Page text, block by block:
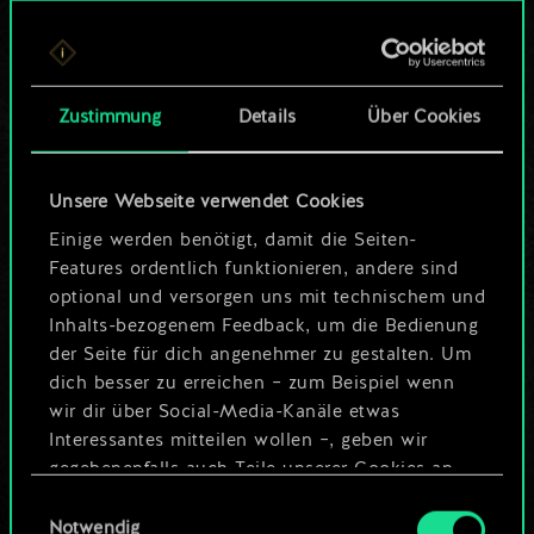
Zustimmung Details Über Cookies
Unsere Webseite verwendet Cookies
Einige werden benötigt, damit die Seiten-
Features ordentlich funktionieren, andere sind
optional und versorgen uns mit technischem und
Inhalts-bezogenem Feedback, um die Bedienung
der Seite für dich angenehmer zu gestalten. Um
dich besser zu erreichen – zum Beispiel wenn
wir dir über Social-Media-Kanäle etwas
Interessantes mitteilen wollen –, geben wir
gegebenenfalls auch Teile unserer Cookies an
Cookies erfordert allerdings deine Zustimmung.
Notwendig
Bis jetzt ist dies nur
ein geteilter Satz
Karten.
Wo es doch so viel
mehr sein kann!
Deck benennen und Leitfaden
Deck bearbeiten